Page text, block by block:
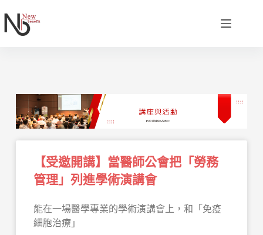
【受邀開講】當醫師公會把「勞務
管理」列進學術演講會
能在一場醫學專業的學術演講會上，和「免疫
細胞治療」